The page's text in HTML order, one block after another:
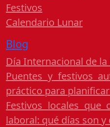
Festivos
Calendario Lunar
Blog
Día Internacional de
Puentes y festivos
práctico para
Festivos locales que
laboral: qué días son